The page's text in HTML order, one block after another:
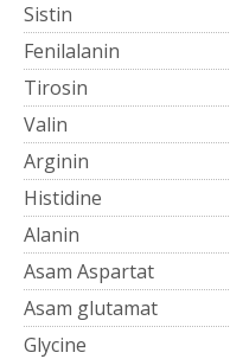
Sistin
Fenilalanin
Tirosin
Valin
Arginin
Histidine
Alanin
Asam Aspartat
Asam glutamat
Glycine